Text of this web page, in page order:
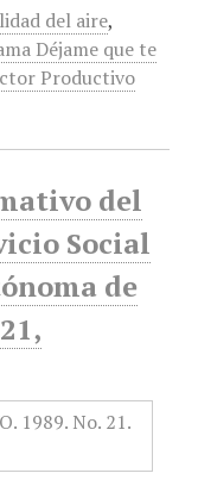
del aire,
Déjame que te
Productivo
del
Social
de